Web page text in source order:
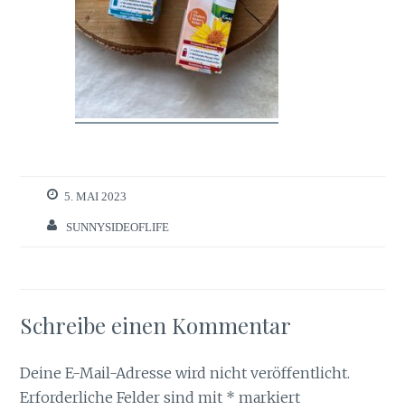
5. MAI 2023
SUNNYSIDEOFLIFE
Schreibe einen Kommentar
Deine E-Mail-Adresse wird nicht veröffentlicht.
Erforderliche Felder sind mit * markiert